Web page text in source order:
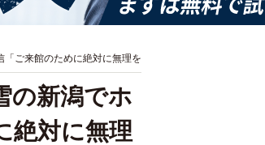
「ご来館のために絶対に無理を
の新潟でホ
絶対に無理